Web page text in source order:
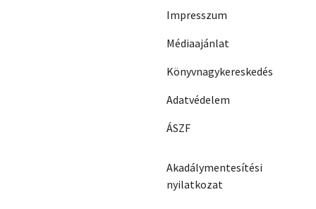
Impresszum
Médiaajánlat
Könyvnagykereskedés
Adatvédelem
ÁSZF
Akadálymentesítési
nyilatkozat